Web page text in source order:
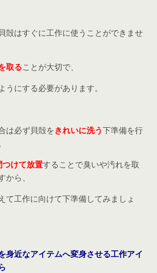
殻はすぐに工作に使うことができませ
取ることが大切で、
うにする必要があります。
は必ず貝殻をきれいに洗う下準備を行
けて放置することで臭いや汚れを取
から、
て工作に向けて下準備してみましょ
身近なアイテムへ変身させる工作アイ